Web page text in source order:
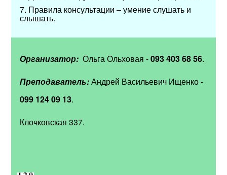
7.​ Правила консультации–умение слушать и
слышать.
Организатор: Ольга Ольховая -093 403 68 56.
Преподаватель:Андрей Васильевич Ищенко -
099 124 09 13.
Клочковская 337.